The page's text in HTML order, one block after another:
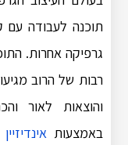
תוכנה לעבודה עם
גרפיקה אחרות.
רבות של הרוב
והוצאות לאור
באמצעות אינדיזיין